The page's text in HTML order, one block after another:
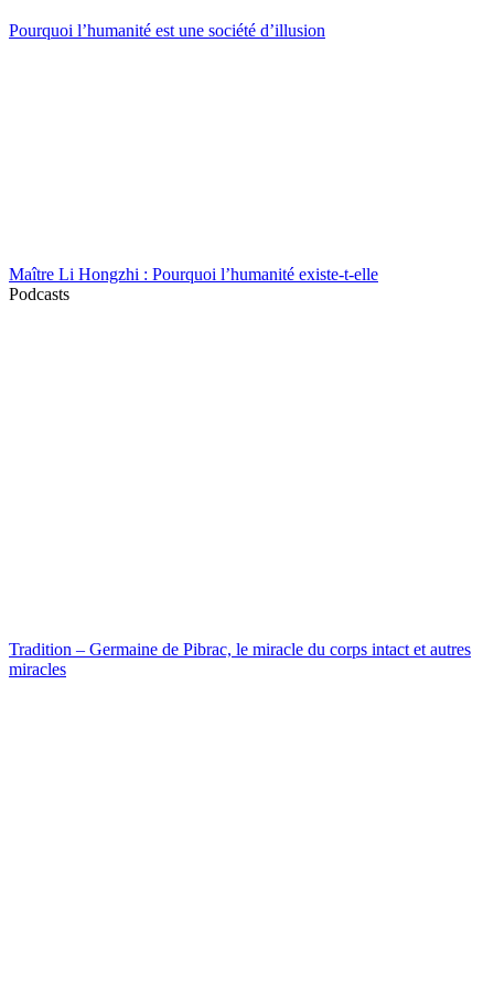
Pourquoi l’humanité est une société d’illusion
Maître Li Hongzhi : Pourquoi l’humanité existe-t-elle
Podcasts
Tradition – Germaine de Pibrac, le miracle du corps intact et autres
miracles